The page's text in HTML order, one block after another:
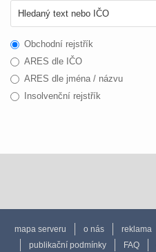
Obchodní rejstřík
ARES dle IČO
ARES dle jména / názvu
Insolvenční rejstřík
mapa serveru o nás reklama
publikační podmínky
FAQ